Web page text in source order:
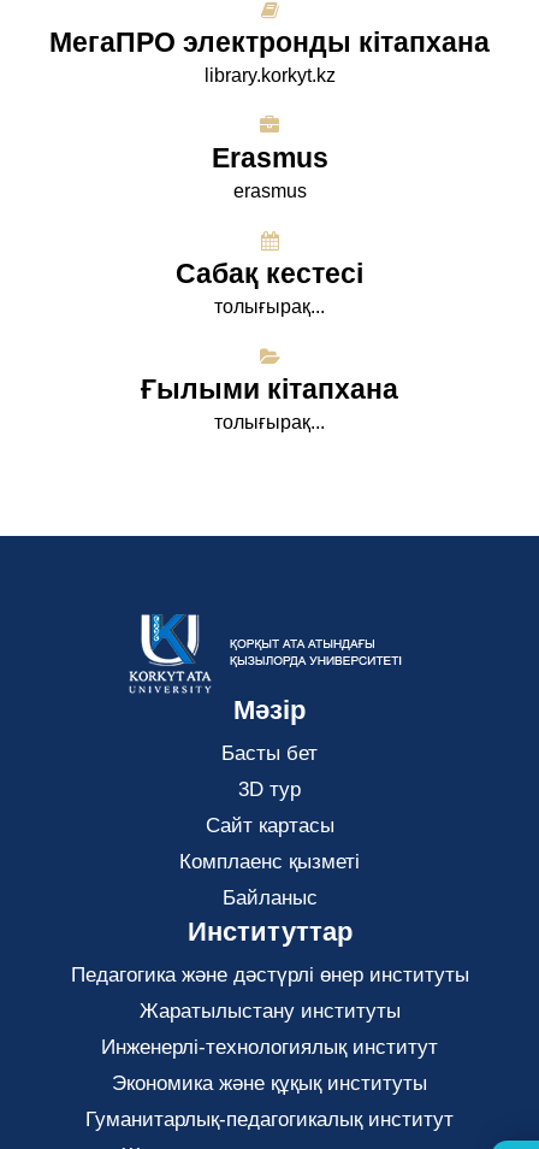
МегаПРО электронды кітапхана
library.korkyt.kz
Erasmus
erasmus
Сабақ кестесі
толығырақ...
Ғылыми кітапхана
толығырақ...
Мәзір
Басты бет
3D тур
Сайт картасы
Комплаенс қызметі
Байланыс
Институттар
Педагогика және дәстүрлі өнер институты
Жаратылыстану институты
Инженерлі-технологиялық институт
Экономика және құқық институты
Гуманитарлық-педагогикалық институт